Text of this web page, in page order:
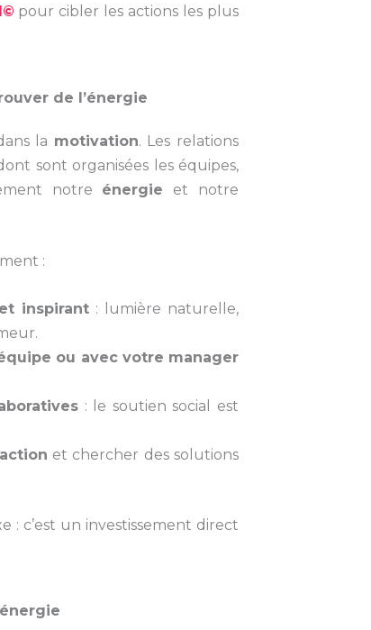
pour cibler les actions les plus
de l’énergie
la motivation. Les relations
sont organisées les équipes,
notre énergie et notre
:
inspirant : lumière naturelle,
ou avec votre manager
: le soutien social est
et chercher des solutions
: c’est un investissement direct